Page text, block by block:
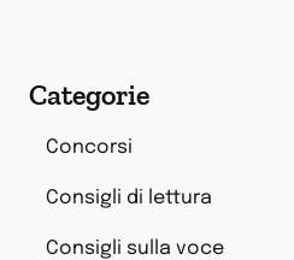
Categorie
Concorsi
Consigli di lettura
Consigli sulla voce